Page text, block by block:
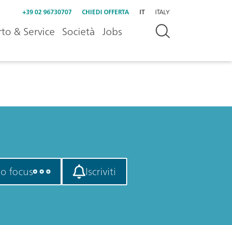
+39 02 96730707 CHIEDI OFFERTA IT ITALY
& Service Società Jobs
focus Iscriviti